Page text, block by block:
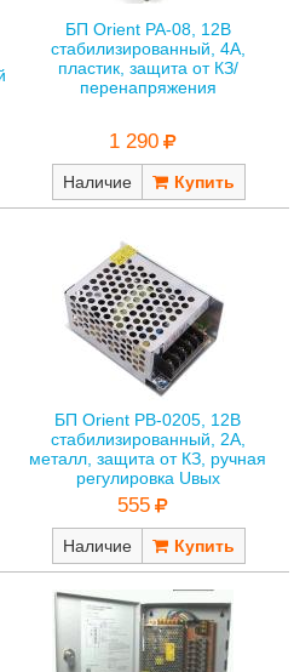
БП Orient PA-08, 12В
стабилизированный, 4А,
пластик, защита от КЗ/
перенапряжения
1 290
Наличие
БП Orient PB-0205, 12В
стабилизированный, 2А,
металл, защита от КЗ, ручная
регулировка Uвых
555
Наличие